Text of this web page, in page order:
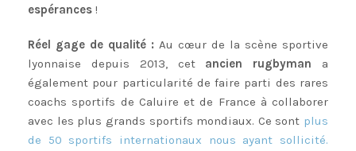
espérances !
Réel gage de qualité : Au cœur de la scène sportive
lyonnaise depuis 2013, cet ancien rugbyman a
également pour particularité de faire parti des rares
coachs sportifs de Caluire et de France à collaborer
avec les plus grands sportifs mondiaux. Ce sont plus
de 50 sportifs internationaux nous ayant sollicité.